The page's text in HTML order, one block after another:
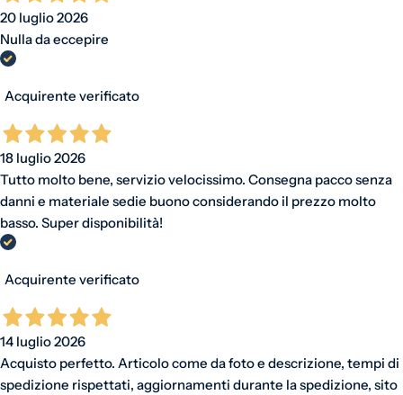
20 luglio 2026
Nulla da eccepire
Acquirente verificato
18 luglio 2026
Tutto molto bene, servizio velocissimo. Consegna pacco senza
danni e materiale sedie buono considerando il prezzo molto
basso. Super disponibilità!
Acquirente verificato
14 luglio 2026
Acquisto perfetto. Articolo come da foto e descrizione, tempi di
spedizione rispettati, aggiornamenti durante la spedizione, sito